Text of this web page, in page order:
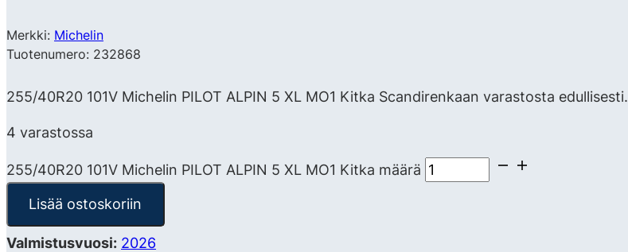
Merkki: Michelin
Tuotenumero: 232868
255/40R20 101V Michelin PILOT ALPIN 5 XL MO1 Kitka Scandirenkaan varastosta edullisesti.
4 varastossa
255/40R20 101V Michelin PILOT ALPIN 5 XL MO1 Kitka määrä
Lisää ostoskoriin
Valmistusvuosi: 2026